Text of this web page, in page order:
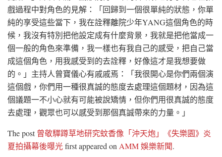
戲過程中對角色的見解：「回歸到一個很單純的狀態，你單
純的享受這些當下，我在詮釋離院少年YANG這個角色的時
候，我沒有特別把他設定成有什麼背景，我就是把他當成一
個一般的角色來準備，我一樣也有我自己的感受，把自己當
成這個角色，用我感受到的去詮釋，好像這才是我想要做
的。」主持人曾寶儀心有戚戚焉：「我很開心是你們兩個演
這個戲，你們用一種很真誠的態度去處理這個題材，因為這
個議題一不小心就有可能被說矯情，但你們用很真誠的態度
去處理，觀眾也可以感受到那個真誠帶來的力量。」
The post 曾敬驊蹲草地研究蚊香像「沖天炮」《失樂園》炎
夏拍攝幕後曝光first appeared on AMM 娛樂新聞.